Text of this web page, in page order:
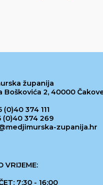
županija
Boškovića 2, 40000
(0)40 374 111
(0)40 374 269
zupanija.hr
VRIJEME:
7:30 - 16:00